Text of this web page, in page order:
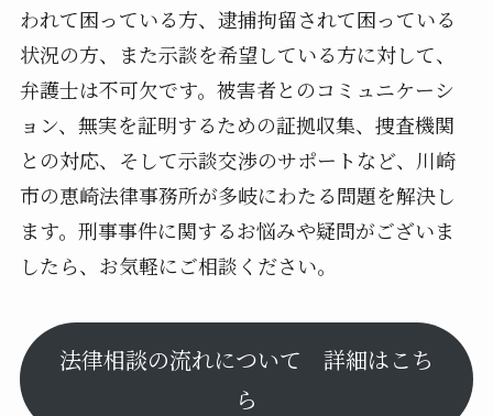
われて困っている方、逮捕拘留されて困っている
状況の方、また示談を希望している方に対して、
弁護士は不可欠です。被害者とのコミュニケーシ
ョン、無実を証明するための証拠収集、捜査機関
との対応、そして示談交渉のサポートなど、川崎
市の恵崎法律事務所が多岐にわたる問題を解決し
ます。刑事事件に関するお悩みや疑問がございま
したら、お気軽にご相談ください。
法律相談の流れについて 詳細はこち
ら